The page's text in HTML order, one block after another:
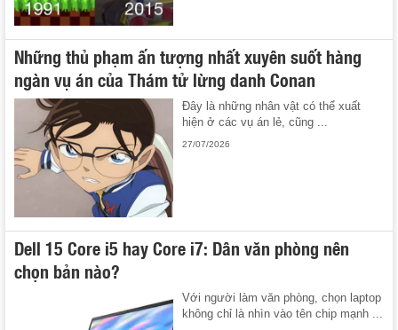
Những thủ phạm ấn tượng nhất xuyên suốt hàng
ngàn vụ án của Thám tử lừng danh Conan
Đây là những nhân vật có thể xuất
hiện ở các vụ án lẻ, cũng ...
27/07/2026
Dell 15 Core i5 hay Core i7: Dân văn phòng nên
chọn bản nào?
Với người làm văn phòng, chọn laptop
không chỉ là nhìn vào tên chip mạnh ...